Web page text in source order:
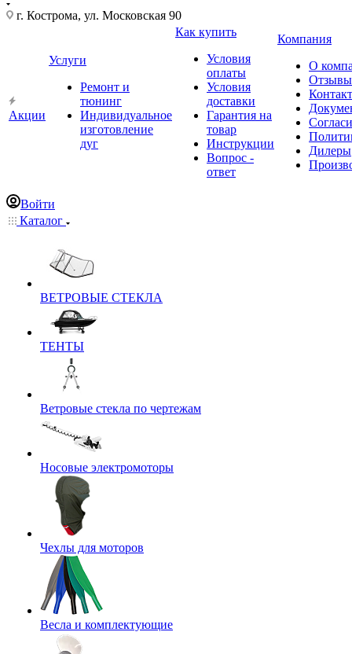
г. Кострома, ул. Московская 90
Акции
Услуги
Ремонт и
тюнинг
Индивидуальное
изготовление
дуг
Как купить
Условия
оплаты
Условия
доставки
Гарантия на
товар
Инструкции
Вопрос -
ответ
Компания
О
Отзывы
Дилеры
Войти
Каталог
ВЕТРОВЫЕ СТЕКЛА
ТЕНТЫ
Ветровые стекла по чертежам
Носовые электромоторы
Чехлы для моторов
Весла и комплектующие